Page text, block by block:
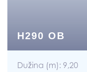
H290 OB
Dužina (m): 9,20